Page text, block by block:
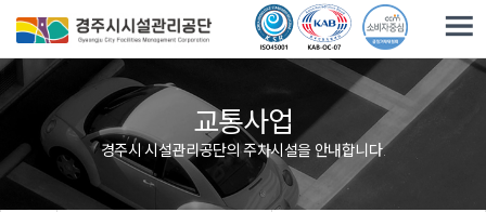
교통사업
경주시 시설관리공단의 주차시설을 안내합니다.